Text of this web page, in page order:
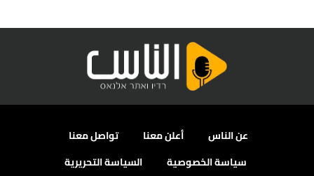
عن الناس أعلن معنا
تواصل معنا
سياسة الخصوصية
السياسة التحريرية